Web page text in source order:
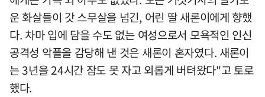
운 화살들이 갓 스무살을 넘긴, 어린 딸 새론이에게 향했
다. 차마 입에 담을 수도 없는 여성으로서 모욕적인 인신
공격성 악플을 감당해 낸 것은 새론이 혼자였다. 새론이
는 3년을 24시간 잠도 못 자고 외롭게 버텨왔다"고 토로
했다.